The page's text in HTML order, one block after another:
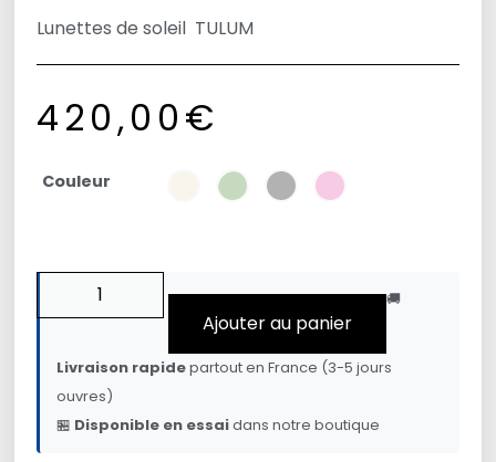
Lunettes de soleil TULUM
420,00€
Couleur
Ajouter au panier
🚚
Livraison rapidepartout en France (3-5 jours
ouvres)
🏪 Disponible en essaidans notre boutique